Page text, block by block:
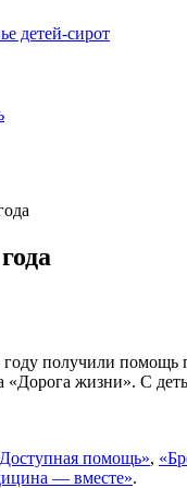
детей-сирот
году получили помощь
«Дорога жизни». С
помощь»,
— вместе».